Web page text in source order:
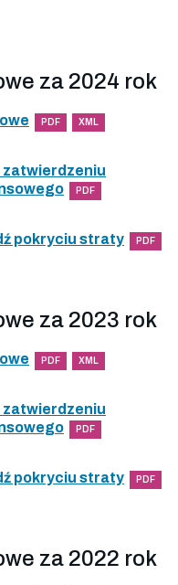
za 2024 rok
PDF XML
zatwierdzeniu
PDF
pokryciu straty PDF
za 2023 rok
PDF XML
zatwierdzeniu
PDF
pokryciu straty PDF
za 2022 rok